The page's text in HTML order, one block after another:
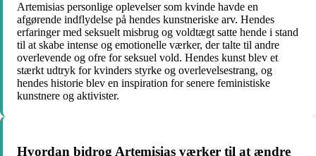
Artemisias personlige oplevelser som kvinde havde en
afgørende indflydelse på hendes kunstneriske arv. Hendes
erfaringer med seksuelt misbrug og voldtægt satte hende i stand
til at skabe intense og emotionelle værker, der talte til andre
overlevende og ofre for seksuel vold. Hendes kunst blev et
stærkt udtryk for kvinders styrke og overlevelsestrang, og
hendes historie blev en inspiration for senere feministiske
kunstnere og aktivister.
Hvordan bidrog Artemisias værker til at ændre